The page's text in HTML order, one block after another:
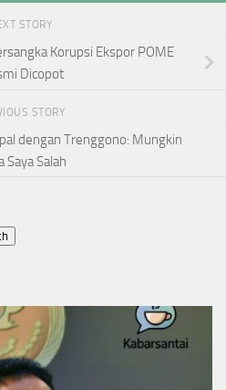
STORY
Korupsi Ekspor POME
Dicopot
STORY
dengan Trenggono: Mungkin
Saya Salah